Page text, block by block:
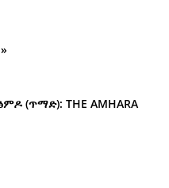
ፅምዶ (ጥማድ): THE AMHARA